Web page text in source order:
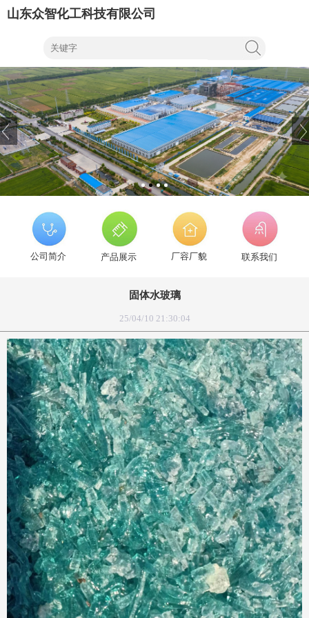
山东众智化工科技有限公司
公司简介 产品展示 厂容厂貌 联系我们
固体水玻璃
25/04/10 21:30:04